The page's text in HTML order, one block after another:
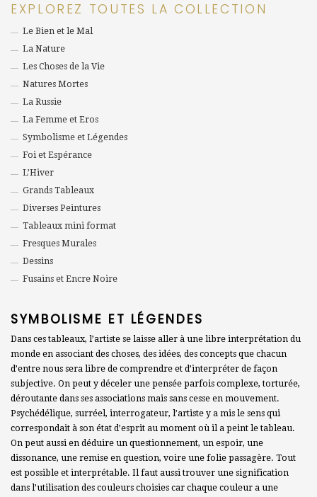
EXPLOREZ TOUTES LA COLLECTION
Le Bien et le Mal
La Nature
Les Choses de la Vie
Natures Mortes
La Russie
La Femme et Eros
Symbolisme et Légendes
Foi et Espérance
L’Hiver
Grands Tableaux
Diverses Peintures
Tableaux mini format
Fresques Murales
Dessins
Fusains et Encre Noire
SYMBOLISME ET LÉGENDES
Dans ces tableaux, l’artiste se laisse aller à une libre interprétation du
monde en associant des choses, des idées, des concepts que chacun
d’entre nous sera libre de comprendre et d’interpréter de façon
subjective. On peut y déceler une pensée parfois complexe, torturée,
déroutante dans ses associations mais sans cesse en mouvement.
Psychédélique, surréel, interrogateur, l’artiste y a mis le sens qui
correspondait à son état d’esprit au moment où il a peint le tableau.
On peut aussi en déduire un questionnement, un espoir, une
dissonance, une remise en question, voire une folie passagère. Tout
est possible et interprétable. Il faut aussi trouver une signification
dans l’utilisation des couleurs choisies car chaque couleur a une